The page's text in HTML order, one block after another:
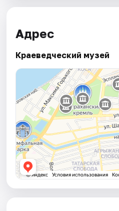
Адрес
Краеведческий музей